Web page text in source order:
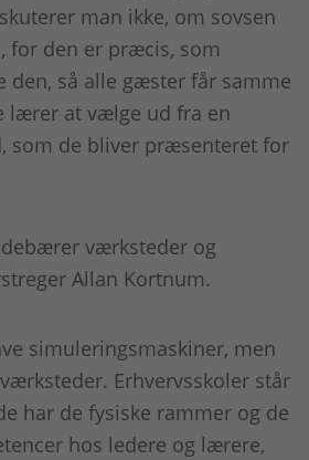
man ikke, om sovsen
for den er præcis, som
den, så alle gæster får samme
lærer at vælge ud fra en
som de bliver præsenteret for
værksteder og
Allan Kortnum.
simuleringsmaskiner, men
Erhvervsskoler står
har de fysiske rammer og de
hos ledere og lærere,